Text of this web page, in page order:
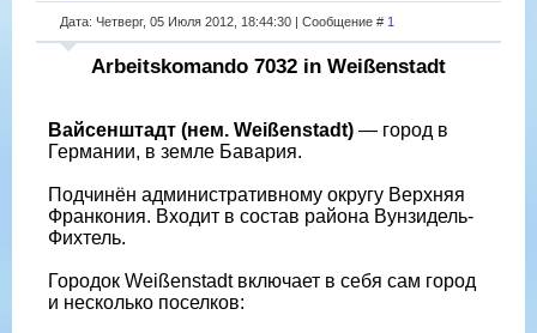
Дата: Четверг, 05 Июля 2012, 18:44:30 | Сообщение # 1
Arbeitskomando 7032 in Weißenstadt
Вайсенштадт (нем. Weißenstadt) — город в
Германии, в земле Бавария.
Подчинён административному округу Верхняя
Франкония. Входит в состав района Вунзидель-
Фихтель.
Городок Weißenstadt включает в себя сам город
и несколько поселков: